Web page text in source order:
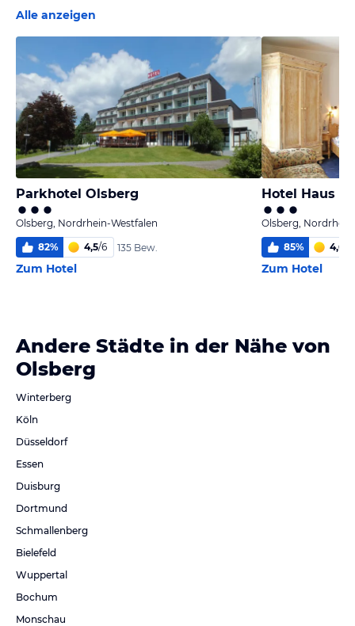
Alle anzeigen
Parkhotel Olsberg
Olsberg, Nordrhein-Westfalen
82% 4,5/6 135 Bew.
Zum Hotel
Hotel Haus
Olsberg,
85% 4,6
Zum Hotel
Andere Städte in der Nähe von
Olsberg
Winterberg
Köln
Düsseldorf
Essen
Duisburg
Dortmund
Schmallenberg
Bielefeld
Wuppertal
Bochum
Monschau